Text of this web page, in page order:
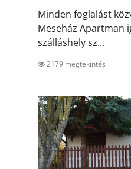
Minden foglalást
Meseház Apartman
szálláshely sz...
2179 megtekintés